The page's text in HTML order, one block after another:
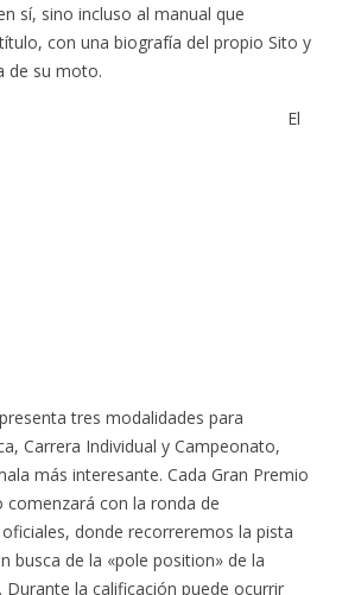
sí, sino incluso al manual que
con una biografía del propio Sito y
de su moto.
El
tres modalidades para
Carrera Individual y Campeonato,
más interesante. Cada Gran Premio
comenzará con la ronda de
donde recorreremos la pista
busca de la «pole position» de la
Durante la calificación puede ocurrir